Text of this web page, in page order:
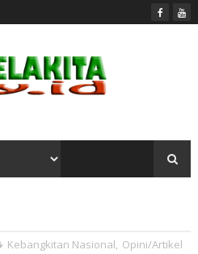
Kebangkitan Nasional, Opini/Artikel